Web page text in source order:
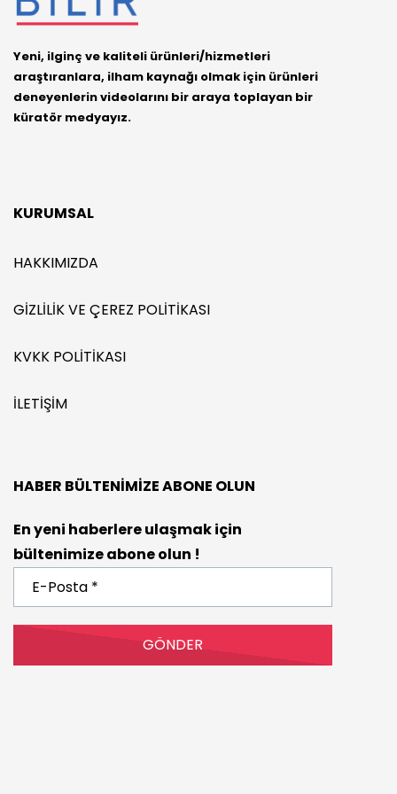
Yeni, ilginç ve kaliteli ürünleri/hizmetleri
araştıranlara, ilham kaynağı olmak için ürünleri
deneyenlerin videolarını bir araya toplayan bir
küratör medyayız.
KURUMSAL
HAKKIMIZDA
GIZLILIK VE ÇEREZ POLITIKASI
KVKK POLITIKASI
İLETIŞIM
HABER BÜLTENIMIZE ABONE OLUN
En yeni haberlere ulaşmak için
bültenimize abone olun !
Posta
*